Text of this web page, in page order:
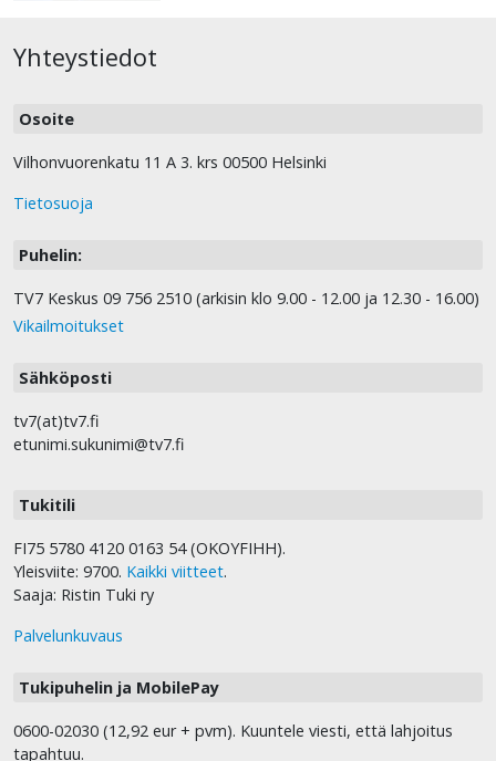
Yhteystiedot
Osoite
Vilhonvuorenkatu 11 A 3. krs 00500 Helsinki
Tietosuoja
Puhelin:
TV7 Keskus 09 756 2510 (arkisin klo 9.00 - 12.00 ja 12.30 - 16.00)
Vikailmoitukset
Sähköposti
tv7(at)tv7.fi
etunimi.sukunimi@tv7.fi
Tukitili
FI75 5780 4120 0163 54 (OKOYFIHH).
Yleisviite: 9700. Kaikki viitteet.
Saaja: Ristin Tuki ry
Palvelunkuvaus
Tukipuhelin ja MobilePay
0600-02030 (12,92 eur + pvm). Kuuntele viesti, että lahjoitus
tapahtuu.